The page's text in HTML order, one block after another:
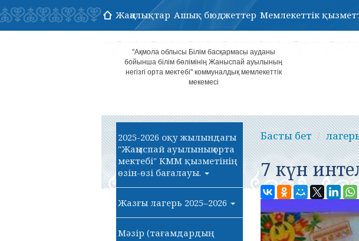
Жаңалықтар Ашық бюджеттер Мемлекеттік
"Ақмола облысы Білім басқармасы ауданы
бойынша білім бөлімінің Жаныспай ауылының
негізгі орта мектебі" коммуналдық мемлекеттік
мекемесі
2025-2026 оқу жылындағы
"Жаңыспай ауылының орта
мектебі" КММ қызметінің
өзін-өзі бағалауы.
Жазғы лагерь 2025–2026
Мәзір (тағамдардың
Басты бет
7 күн